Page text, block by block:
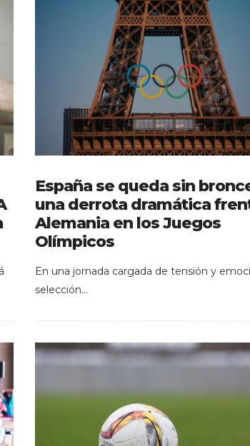
España se queda sin
una derrota dramática
Alemania en los Juegos
Olímpicos
En una jornada cargada de tensión y
selección…